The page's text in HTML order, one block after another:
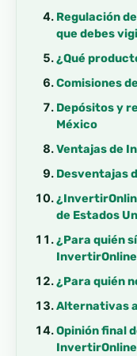
Regulación
que debes
¿Qué
Comisiones
Depósitos y
México
Ventajas de
Desventajas
de Estados
¿Para quién
¿Para quién
Alternativas
Opinión final
InvertirOnline